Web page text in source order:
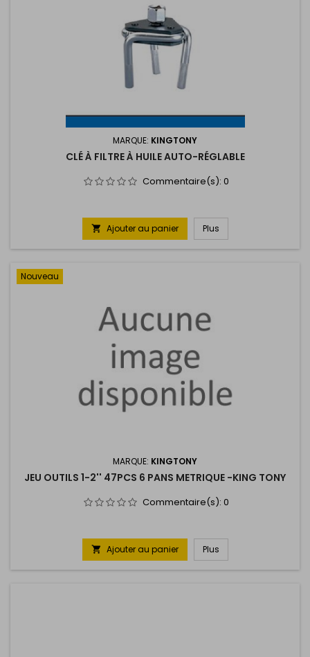
MARQUE: KINGTONY
CLÉ À FILTRE À HUILE AUTO-RÉGLABLE
Commentaire(s): 0
 Ajouter au panier Plus
Nouveau
MARQUE: KINGTONY
JEU OUTILS 1-2'' 47PCS 6 PANS METRIQUE -KING TONY
Commentaire(s): 0
 Ajouter au panier Plus